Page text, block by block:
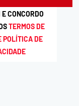
E CONCORDO
TERMOS DE
POLÍTICA DE